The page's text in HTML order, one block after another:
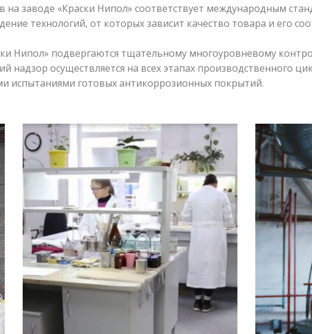
заводе «Краски Нипол» соответствует международным
технологий, от которых зависит качество товара и его
Нипол» подвергаются тщательному многоуровневому
надзор осуществляется на всех этапах производственного
испытаниями готовых антикоррозионных покрытий.